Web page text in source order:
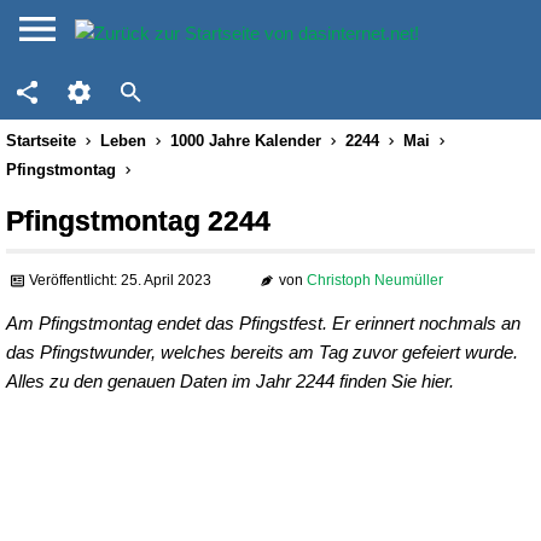
Startseite Leben 1000 Jahre Kalender 2244
Mai
Pfingstmontag
Pfingstmontag 2244
Veröffentlicht: 25. April 2023 von Christoph Neumüller
Am Pfingstmontag endet das Pfingstfest. Er erinnert nochmals an
das Pfingstwunder, welches bereits am Tag zuvor gefeiert wurde.
Alles zu den genauen Daten im Jahr 2244 finden Sie hier.